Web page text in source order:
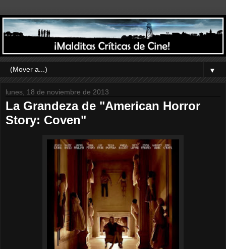
▼
lunes, 18 de noviembre de 2013
La Grandeza de "American Horror
Story: Coven"